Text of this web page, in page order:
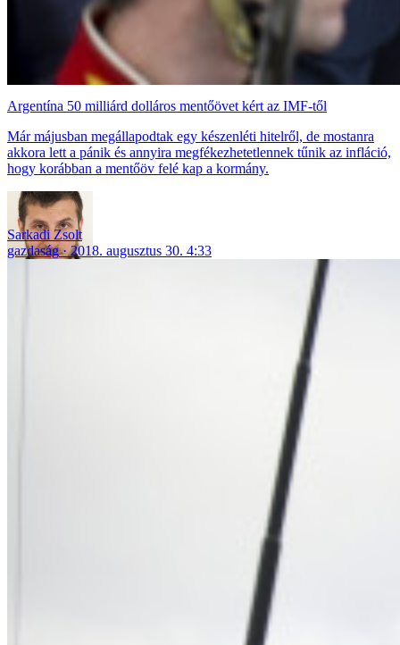
Argentína 50 milliárd dolláros mentőövet kért az IMF-től
Már májusban megállapodtak egy készenléti hitelről, de mostanra
akkora lett a pánik és annyira megfékezhetetlennek tűnik az infláció,
hogy korábban a mentőöv felé kap a kormány.
Sarkadi Zsolt
gazdaság
2018. augusztus 30. 4:33